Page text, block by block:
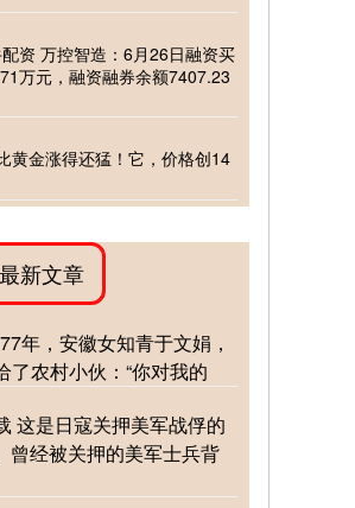
资 万控智造：6月26日融资买
万元，融资融券余额7407.23
黄金涨得还猛！它，价格创14
最新文章
年，安徽女知青于文娟，
了农村小伙：“你对我的
这是日寇关押美军战俘的
曾经被关押的美军士兵背